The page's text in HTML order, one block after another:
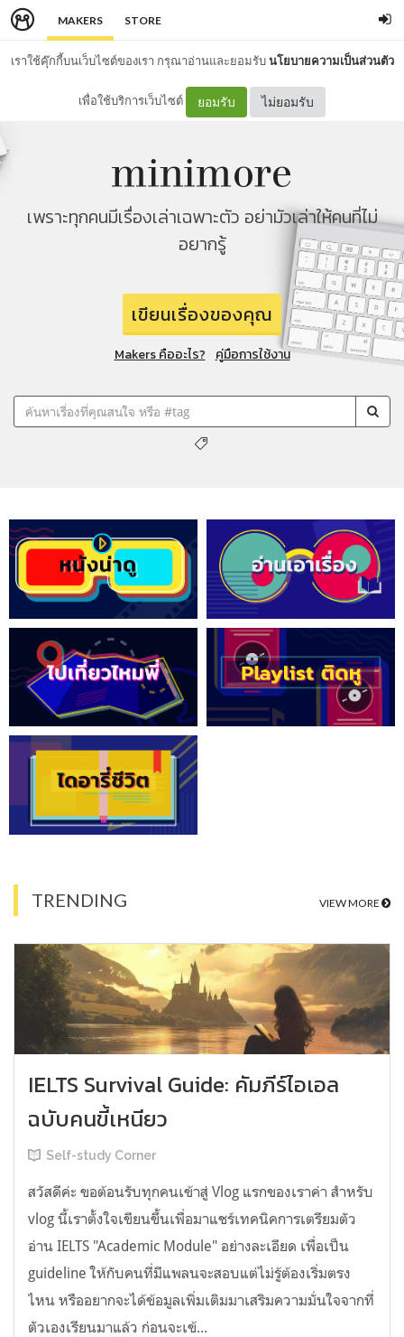
MAKERS STORE
เราใช้คุ๊กกี้บนเว็บไซต์ของเรา กรุณาอ่านและยอมรับนโยบายความเป็นส่วนตัว
เพื่อใช้บริการเว็บไซต์ ยอมรับ ไม่ยอมรับ
เพราะทุกคนมีเรื่องเล่าเฉพาะตัว อย่ามัวเล่าให้คนที่ไม่
อยากรู้
เขียนเรื่องของคุณ
Makers คืออะไร? คู่มือการใช้งาน
TRENDING VIEW MORE
IELTS Survival Guide: คัมภีร์ไอเอล
ฉบับคนขี้เหนียว
Self-study Corner
สวัสดีค่ะ ขอต้อนรับทุกคนเข้าสู่ Vlog แรกของเราค่า สำหรับ
vlog นี้เราตั้งใจเขียนขึ้นเพื่อมาแชร์เทคนิคการเตรียมตัว
อ่าน IELTS "Academic Module" อย่างละเอียด เพื่อเป็น
guideline ให้กับคนที่มีแพลนจะสอบแต่ไม่รู้ต้องเริ่มตรง
ไหน หรืออยากจะได้ข้อมูลเพิ่มเติมมาเสริมความมั่นใจจากที่
ตัวเองเรียนมาแล้ว ก่อนจะเข้...